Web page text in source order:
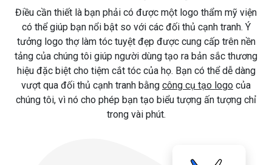
Điều cần thiết là bạn phải có được một logo thẩm mỹ viện
có thể giúp bạn nổi bật so với các đối thủ cạnh tranh. Ý
tưởng logo thợ làm tóc tuyệt đẹp được cung cấp trên nền
tảng của chúng tôi giúp người dùng tạo ra bản sắc thương
hiệu đặc biệt cho tiệm cắt tóc của họ. Bạn có thể dễ dàng
vượt qua đối thủ cạnh tranh bằng công cụ tạo logo của
chúng tôi, vì nó cho phép bạn tạo biểu tượng ấn tượng chỉ
trong vài phút.